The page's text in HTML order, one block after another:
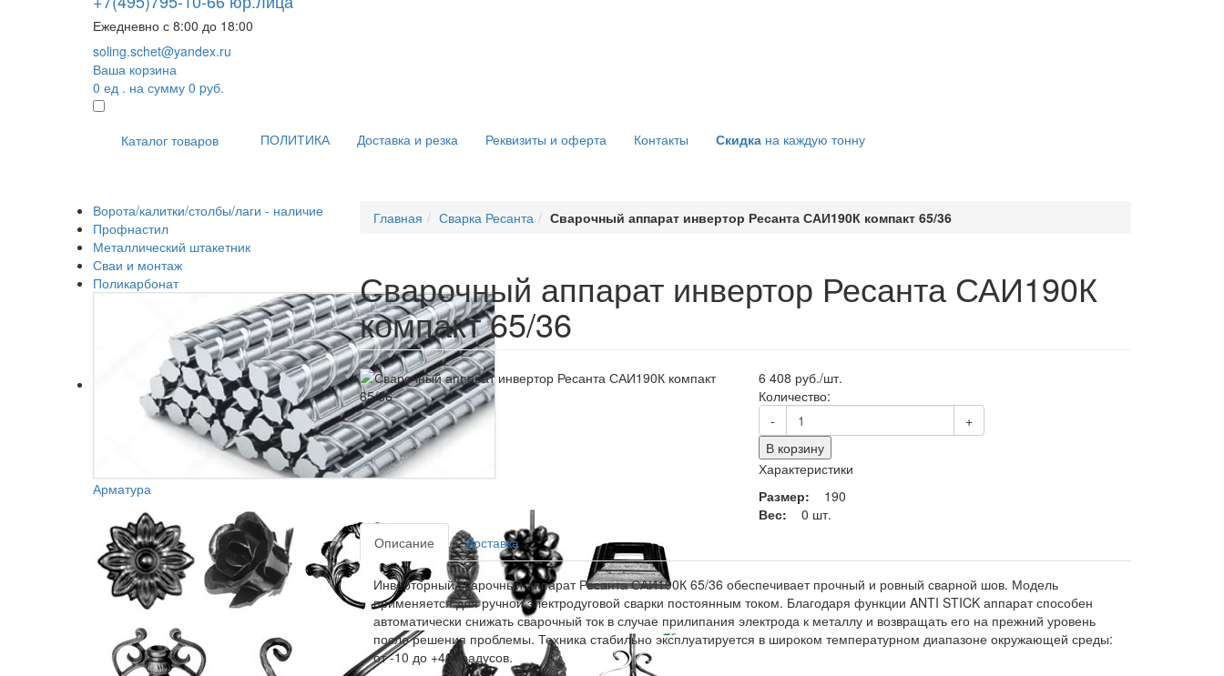
Ежедневно с 8:00 до 18:00
soling.schet@yandex.ru
Ваша корзина
0 ед . на сумму 0 pуб.
Каталог товаров ПОЛИТИКА Доставка и резка Реквизиты и оферта Контакты Скидка на каждую тонну
Ворота/калитки/столбы/лаги - наличие
Профнастил
Металлический штакетник
Сваи и монтаж
Поликарбонат
Арматура
Главная Сварка Ресанта Сварочный аппарат инвертор Ресанта САИ190К компакт 65/36
Сварочный аппарат инвертор Ресанта САИ190К
компакт 65/36
6 408 руб./шт.
Количество:
-
+
В корзину
Характеристики
Размер:
190
Вес:
0 шт.
Описание
Доставка
Инверторный сварочный аппарат Ресанта САИ190К 65/36 обеспечивает прочный и ровный сварной шов. Модель
применяется для ручной электродуговой сварки постоянным током. Благодаря функции ANTI STICK аппарат способен
автоматически снижать сварочный ток в случае прилипания электрода к металлу и возвращать его на прежний уровень
после решения проблемы. Техника стабильно эксплуатируется в широком температурном диапазоне окружающей среды:
от -10 до +40 градусов.